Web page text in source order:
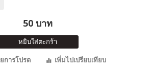
50 บาท
หยิบใส่ตะกร้า
การโปรด
เพิ่มไปเปรียบเทียบ